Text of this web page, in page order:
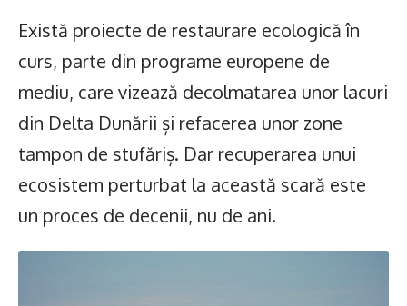
Există proiecte de restaurare ecologică în
curs, parte din programe europene de
mediu, care vizează decolmatarea unor lacuri
din Delta Dunării și refacerea unor zone
tampon de stufăriș. Dar recuperarea unui
ecosistem perturbat la această scară este
un proces de decenii, nu de ani.